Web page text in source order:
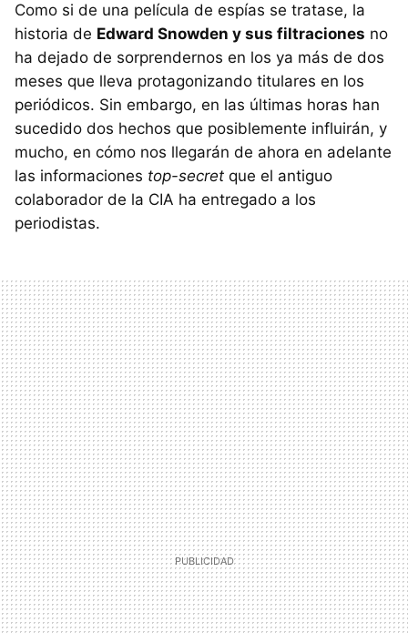
Como si de una película de espías se tratase, la
historia de Edward Snowden y sus filtraciones no
ha dejado de sorprendernos en los ya más de dos
meses que lleva protagonizando titulares en los
periódicos. Sin embargo, en las últimas horas han
sucedido dos hechos que posiblemente influirán, y
mucho, en cómo nos llegarán de ahora en adelante
las informaciones top-secret que el antiguo
colaborador de la CIA ha entregado a los
periodistas.